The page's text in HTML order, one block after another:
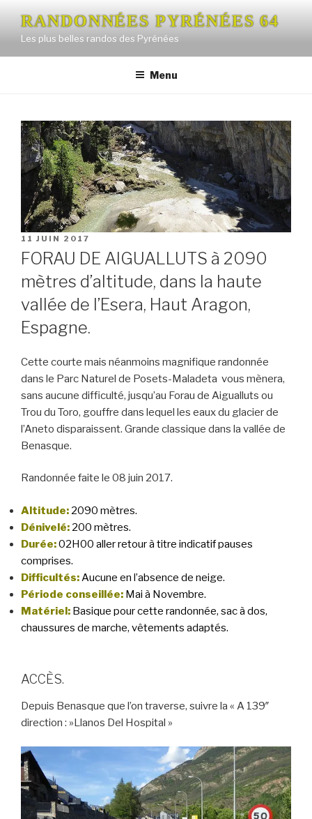
contenu
principal
RANDONNÉES PYRÉNÉES 64
Les plus belles randos des Pyrénées
Menu
PUBLIÉ
LE
11 JUIN 2017
FORAU DE AIGUALLUTS à 2090
mètres d’altitude, dans la haute
vallée de l’Esera, Haut Aragon,
Espagne.
Cette courte mais néanmoins magnifique randonnée
dans le Parc Naturel de Posets-Maladeta vous mènera,
sans aucune difficulté, jusqu’au Forau de Aigualluts ou
Trou du Toro, gouffre dans lequel les eaux du glacier de
l’Aneto disparaissent. Grande classique dans la vallée de
Benasque.
Randonnée faite le 08 juin 2017.
Altitude: 2090 mètres.
Dénivelé: 200 mètres.
Durée:02H00 aller retour à titre indicatif pauses
comprises.
Difficultés:Aucune en l’absence de neige.
Période conseillée: Mai à Novembre.
Matériel: Basique pour cette randonnée, sac à dos,
chaussures de marche, vêtements adaptés.
ACCÈS.
Depuis Benasque que l’on traverse, suivre la « A 139″
direction : »Llanos Del Hospital »